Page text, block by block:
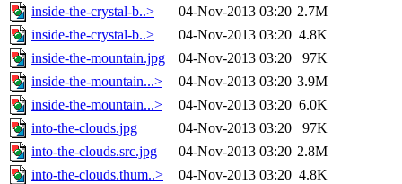
inside-the-crystal-b..>
04-Nov-2013 03:20 2.7M
inside-the-crystal-b..>
04-Nov-2013 03:20 4.8K
inside-the-mountain.jpg
04-Nov-2013 03:20
97K
inside-the-mountain...>
04-Nov-2013 03:20 3.9M
inside-the-mountain...>
04-Nov-2013 03:20 6.0K
into-the-clouds.jpg
04-Nov-2013 03:20
97K
into-the-clouds.src.jpg
04-Nov-2013 03:20 2.8M
into-the-clouds.thum..>
04-Nov-2013 03:20 4.8K